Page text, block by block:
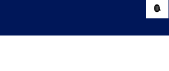
(Deze link opent in een nieuw tabblad)
LinkedIn (Deze link opent in een nieuw tabblad)